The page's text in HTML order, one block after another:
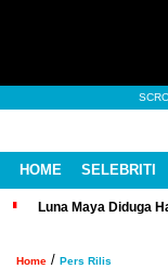
HOME SELEBRITI
Luna Maya Diduga
Home / Pers Rilis